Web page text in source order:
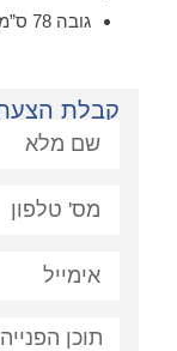
גובה 78 ס”מ קוטר 44 , 10 ק"ג
קבלת
פניה: